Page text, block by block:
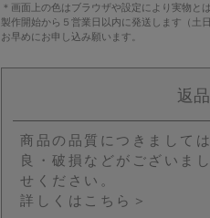
＊画面上の色はブラウザや設定により実物と
製作開始から５営業日以内に発送します（土日
お早めにお申し込み願います。
返
商品の品質につきまして
良・破損などがございま
せください。
詳しくはこちら＞